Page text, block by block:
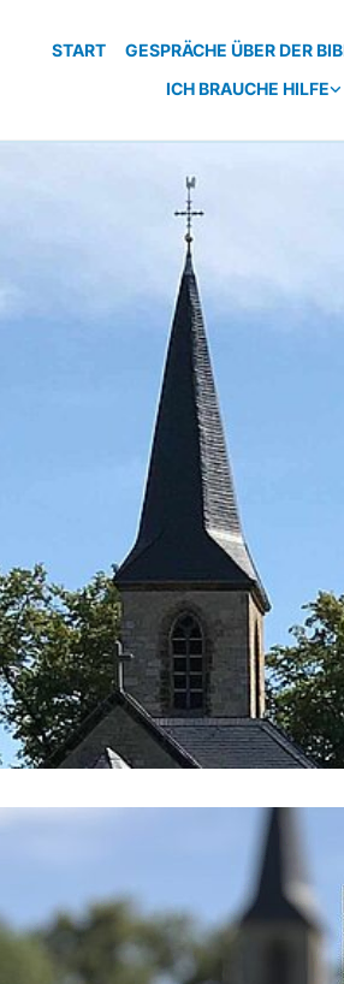
START GESPRÄCHE ÜBER DER
ICH BRAUCHE HILFE